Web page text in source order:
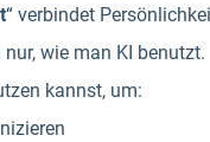
“ verbindet
wie man KI benutzt.
kannst, um: